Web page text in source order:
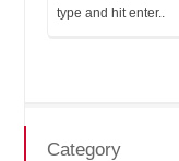
Category